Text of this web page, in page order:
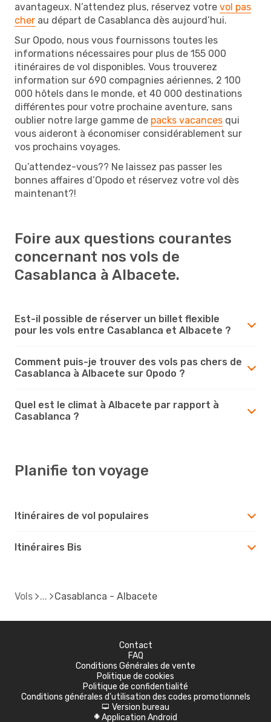
avantageux. N’attendez plus, réservez votre vol pas
cher au départ de Casablanca dès aujourd’hui.
Sur Opodo, nous vous fournissons toutes les
informations nécessaires pour plus de 155 000
itinéraires de vol disponibles. Vous trouverez
information sur 690 compagnies aériennes, 2 100
000 hôtels dans le monde, et 40 000 destinations
différentes pour votre prochaine aventure, sans
oublier notre large gamme de packs vacances qui
vous aideront à économiser considérablement sur
vos prochains voyages.
Qu’attendez-vous?? Ne laissez pas passer les
bonnes affaires d’Opodo et réservez votre vol dès
maintenant?!
Foire aux questions courantes
concernant nos vols de
Casablanca à Albacete.
Est-il possible de réserver un billet flexible
pour les vols entre Casablanca et Albacete ?
Comment puis-je trouver des vols pas chers de
Casablanca à Albacete sur Opodo ?
Quel est le climat à Albacete par rapport à
Casablanca ?
Planifie ton voyage
Itinéraires de vol populaires
Itinéraires Bis
Vols Casablanca - Albacete
Contact
FAQ
Conditions Générales de vente
Politique de cookies
Politique de confidentialité
Conditions générales d'utilisation des codes promotionnels
d Version bureau
A Application Android